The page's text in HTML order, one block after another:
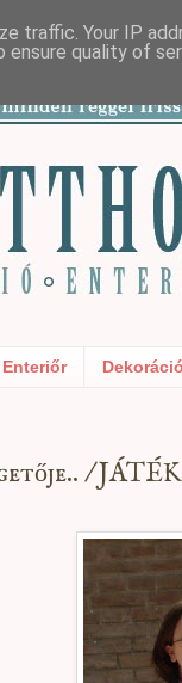
Enteriőr Dekoráció
/ JÁTÉK
traffic. Your IP
quality of